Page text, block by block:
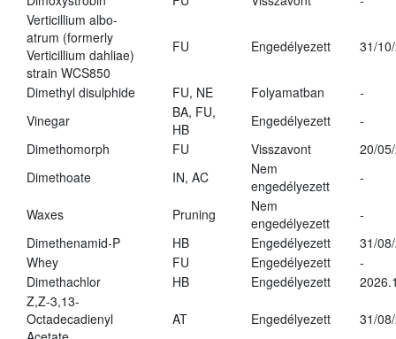
Verticillium albo-
atrum (formerly
Verticillium dahliae)
strain WCS850
FU Engedélyezett 31/
Dimethyl disulphide FU, NE Folyamatban
-
Vinegar
BA, FU,
HB
Engedélyezett
-
Dimethomorph
FU Visszavont
20/
Dimethoate
IN, AC
Nem
engedélyezett
-
Waxes Pruning
Nem
engedélyezett
-
Dimethenamid-P
HB Engedélyezett
31/
Whey
FU Engedélyezett
-
Dimethachlor
HB Engedélyezett
Z,Z-3,13-
Octadecadienyl
AT Engedélyezett 31/